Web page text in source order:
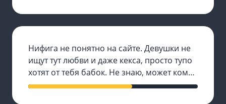
вкладываться начнут уже в вас)короче,
мне однозначно нравится. Советую тем,
кто не хочет корячится на кассе в
пятерочке
Нифига не понятно на сайте. Девушки не
ищут тут любви и даже кекса, просто тупо
хотят от тебя бабок. Не знаю, может кому-
то и подходит, но такому студенту, как я,